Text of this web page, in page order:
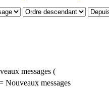
messages (
Nouveaux messages